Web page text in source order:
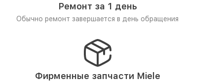
Ремонт за 1 день
Обычно ремонт завершается в день обращения
Фирменные запчасти Miele